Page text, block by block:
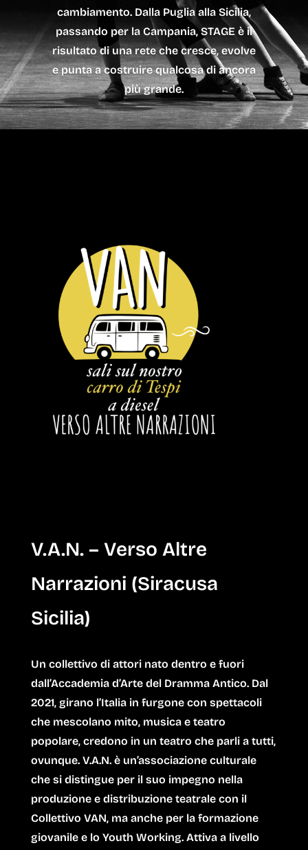
cambiamento. Dalla Puglia alla Sicilia,
passando per la Campania, STAGE è il
risultato di una rete che cresce, evolve
e punta a costruire qualcosa di ancora
più grande.
V.A.N. – Verso Altre
Narrazioni (Siracusa
Sicilia)
Un collettivo di attori nato dentro e fuori
dall’Accademia d’Arte del Dramma Antico. Dal
2021, girano l’Italia in furgone con spettacoli
che mescolano mito, musica e teatro
popolare, credono in un teatro che parli a tutti,
ovunque. V.A.N. è un’associazione culturale
che si distingue per il suo impegno nella
produzione e distribuzione teatrale con il
Collettivo VAN, ma anche per la formazione
giovanile e lo Youth Working. Attiva a livello